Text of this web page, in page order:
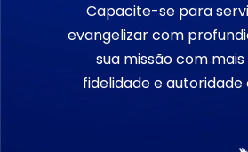
Capacite-se para
evangelizar com
sua missão com
fidelidade e autoridade